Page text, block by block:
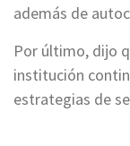
además de
Por último, dijo
institución
estrategias de